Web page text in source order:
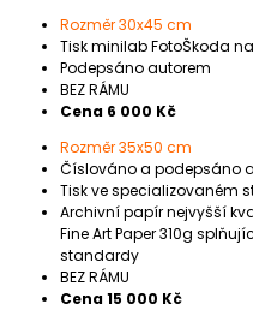
Rozměr 30x45 cm
Tisk minilab FotoŠkoda
Podepsáno autorem
BEZ RÁMU
Cena 6 000 Kč
Rozměr 35x50 cm
Číslováno a podepsáno
Tisk ve specializovaném
Archivní papír nejvyšší
Fine Art Paper 310g
standardy
BEZ RÁMU
Cena 15 000 Kč